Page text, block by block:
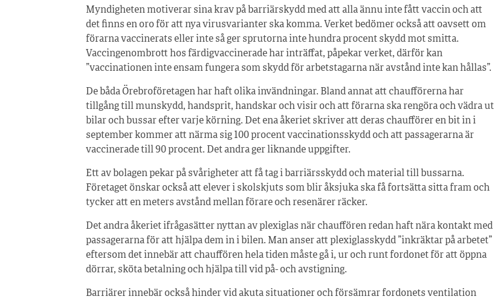
Myndigheten motiverar sina krav på barriärskydd med att alla ännu inte fått vaccin och att
det finns en oro för att nya virusvarianter ska komma. Verket bedömer också att oavsett om
förarna vaccinerats eller inte så ger sprutorna inte hundra procent skydd mot smitta.
Vaccingenombrott hos färdigvaccinerade har inträffat, påpekar verket, därför kan
”vaccinationen inte ensam fungera som skydd för arbetstagarna när avstånd inte kan hållas”.
De båda Örebroföretagen har haft olika invändningar. Bland annat att chaufförerna har
tillgång till munskydd, handsprit, handskar och visir och att förarna ska rengöra och vädra ut
bilar och bussar efter varje körning. Det ena åkeriet skriver att deras chaufförer en bit in i
september kommer att närma sig 100 procent vaccinationsskydd och att passagerarna är
vaccinerade till 90 procent. Det andra ger liknande uppgifter.
Ett av bolagen pekar på svårigheter att få tag i barriärsskydd och material till bussarna.
Företaget önskar också att elever i skolskjuts som blir åksjuka ska få fortsätta sitta fram och
tycker att en meters avstånd mellan förare och resenärer räcker.
Det andra åkeriet ifrågasätter nyttan av plexiglas när chauffören redan haft nära kontakt med
passagerarna för att hjälpa dem in i bilen. Man anser att plexiglasskydd ”inkräktar på arbetet”
eftersom det innebär att chauffören hela tiden måste gå i, ur och runt fordonet för att öppna
dörrar, sköta betalning och hjälpa till vid på- och avstigning.
Barriärer innebär också hinder vid akuta situationer och försämrar fordonets ventilation